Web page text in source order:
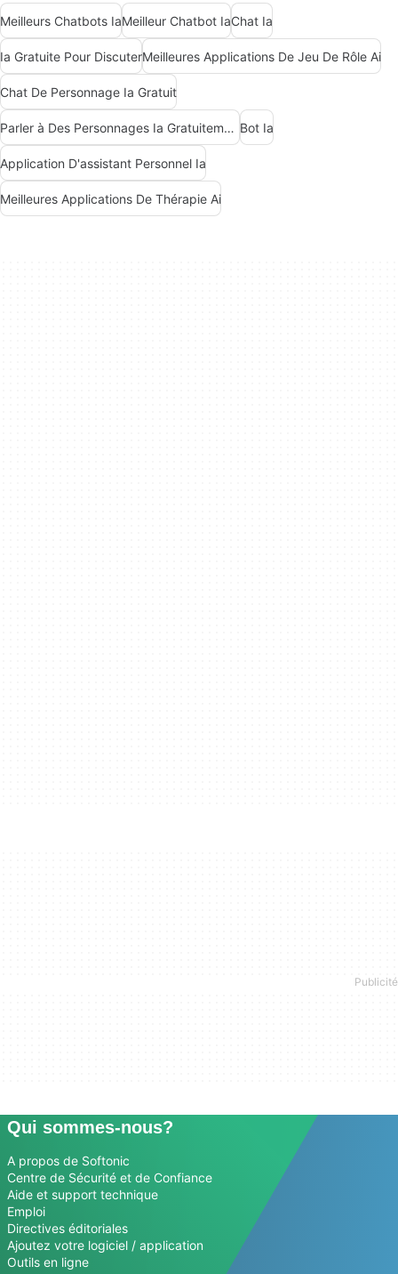
Meilleurs Chatbots IaMeilleur Chatbot IaChat Ia
Ia Gratuite Pour DiscuterMeilleures Applications De Jeu De Rôle Ai
Chat De Personnage Ia Gratuit
Parler à Des Personnages Ia Gratuitement Bot Ia
Application D'assistant Personnel Ia
Meilleures Applications De Thérapie Ai
Qui sommes-nous?
A propos de Softonic
Centre de Sécurité et de Confiance
Aide et support technique
Emploi
Directives éditoriales
Ajoutez votre logiciel / application
Outils en ligne